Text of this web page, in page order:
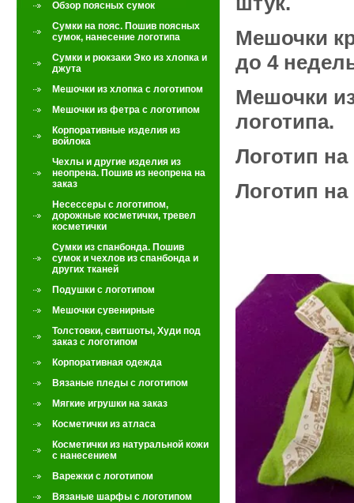
Обзор поясных сумок
Сумки на пояс. Пошив поясных
сумок, нанесение логотипа
Сумки и рюкзаки Эко из хлопка и
джута
Мешочки из хлопка с логотипом
Мешочки из фетра с логотипом
Корпоративные изделия из
войлока
Чехлы и другие изделия из
неопрена. Пошив из неопрена на
заказ
Несессеры с логотипом,
дорожные косметички, тревел
косметички
Сумки из спанбонда. Пошив
сумок и чехлов из спанбонда и
других тканей
Подушки с логотипом
Мешочки сувенирные
Толстовки, свитшоты, Худи под
заказ с логотипом
Корпоративная одежда
Вязаные пледы с логотипом
Мягкие игрушки на заказ
Косметички из атласа
Косметички из натуральной кожи
с нанесением
Варежки с логотипом
Вязаные шарфы с логотипом
Мешочки
до 4
Мешочки
логотипа.
Логотип
Логотип